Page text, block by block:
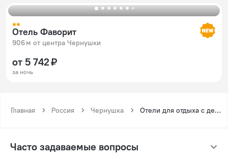
Отель Фаворит
906 м от центра Чернушки
от 5 742 ₽
за ночь
Главная Россия Чернушка Отели для отдыха с детьми в Чернушке
Часто задаваемые вопросы